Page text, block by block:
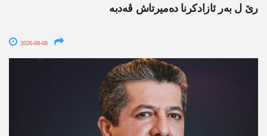
رێ ل بەر ئازادکرنا دەمیرتاش ڤەدبە
2026-08-08